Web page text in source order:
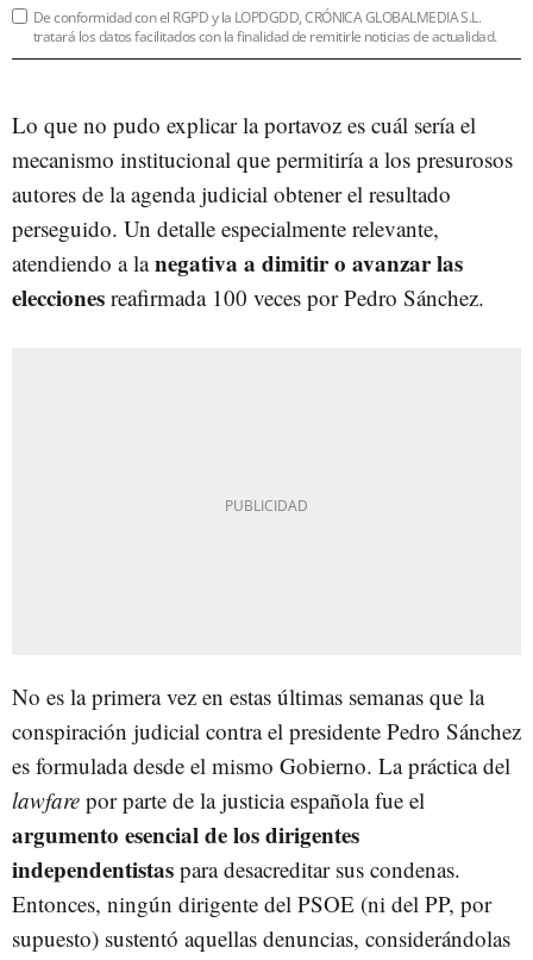
De conformidad con el RGPD y la LOPDGDD, CRÓNICA GLOBALMEDIA S.L.
tratará los datos facilitados con la finalidad de remitirle noticias de actualidad.
Lo que no pudo explicar la portavoz es cuál sería el
mecanismo institucional que permitiría a los presurosos
autores de la agenda judicial obtener el resultado
perseguido. Un detalle especialmente relevante,
atendiendo a lanegativa a dimitir o avanzar las
elecciones reafirmada 100 veces por Pedro Sánchez.
No es la primera vez en estas últimas semanas que la
conspiración judicial contra el presidente Pedro Sánchez
es formulada desde el mismo Gobierno. La práctica del
lawfare por parte de la justicia española fue el
argumento esencial de los dirigentes
independentistas para desacreditar sus condenas.
Entonces, ningún dirigente del PSOE (ni del PP, por
supuesto) sustentó aquellas denuncias, considerándolas